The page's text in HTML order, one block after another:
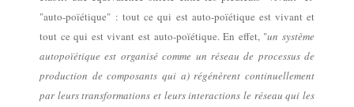
"auto-poïétique" : tout ce qui est auto-poïétique est vivant et
tout ce qui est vivant est auto-poïétique. En effet, "un système
autopoïétique est organisé comme un réseau de processus de
production de composants qui a) régénèrent continuellement
par leurs transformations et leurs interactions le réseau qui les